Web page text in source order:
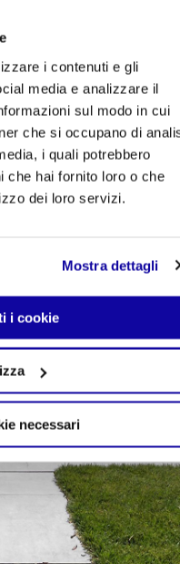
i contenuti e gli
media e analizzare il
sul modo in cui
che si occupano di
i quali potrebbero
che hai fornito loro o che
dei loro servizi.
Mostra dettagli
i cookie
necessari